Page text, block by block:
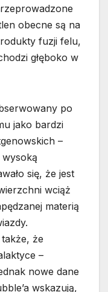
obecne są na
fuzji felu,
głęboko w
po
jako bardzi
–
się, że jest
wciąż
materią
że
–
nowe dane
wskazują,